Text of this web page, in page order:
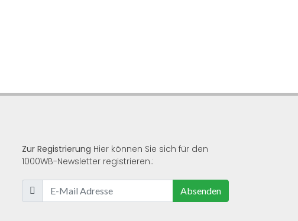
Zur Registrierung Hier können Sie sich für den
1000WB-Newsletter registrieren.:
Absenden